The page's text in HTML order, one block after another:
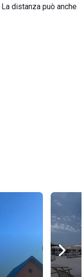
distanza può anche